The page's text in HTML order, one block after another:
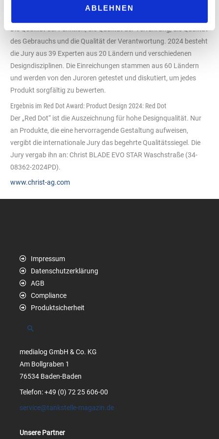
ABLEHNEN
die Entscheidung der Red Dot Jury. Die Experten bewerten die
Die Qualität der Funktion, die Qualität der Verführung, die Qualität
des Gebrauchs und die Qualität der Verantwortung. 2024 besteht
die Jury aus 39 Experten aus 20 Ländern und verschiedenen
Designdisziplinen. Die Einreichungen stammen aus 60 Ländern
und werden von den Juroren getestet und diskutiert, um jedes
Produkt sorgfältig zu bewerten.
Ergebnis im Red Dot Award: Product Design 2024: Red Dot
Der „Red Dot“ ist die Auszeichnung für hohe Designqualität. Nur
an Produkte, die eine hervorragende Gestaltung aufweisen,
vergibt die internationale Jury das begehrte Qualitätssiegel. Die
Jury vergab ihn an: Christ BLADE EVO STAR Waschstraße (34-
08362-2024PD).
www.christ-ag.com
Impressum
Datenschutzerklärung
AGB
Compliance
Produktsicherheit
Suchen
medialog GmbH & Co. KG
Am Bollgraben 1
76534 Baden-Baden
Telefon: +49 (0) 72 25 606-00
service@tankstelle-magazin.de
Unsere Partner